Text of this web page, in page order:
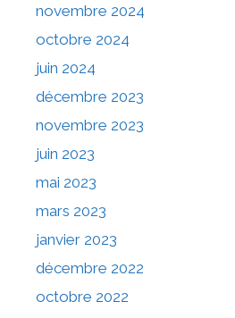
novembre 2024
octobre 2024
juin 2024
décembre 2023
novembre 2023
juin 2023
mai 2023
mars 2023
janvier 2023
décembre 2022
octobre 2022